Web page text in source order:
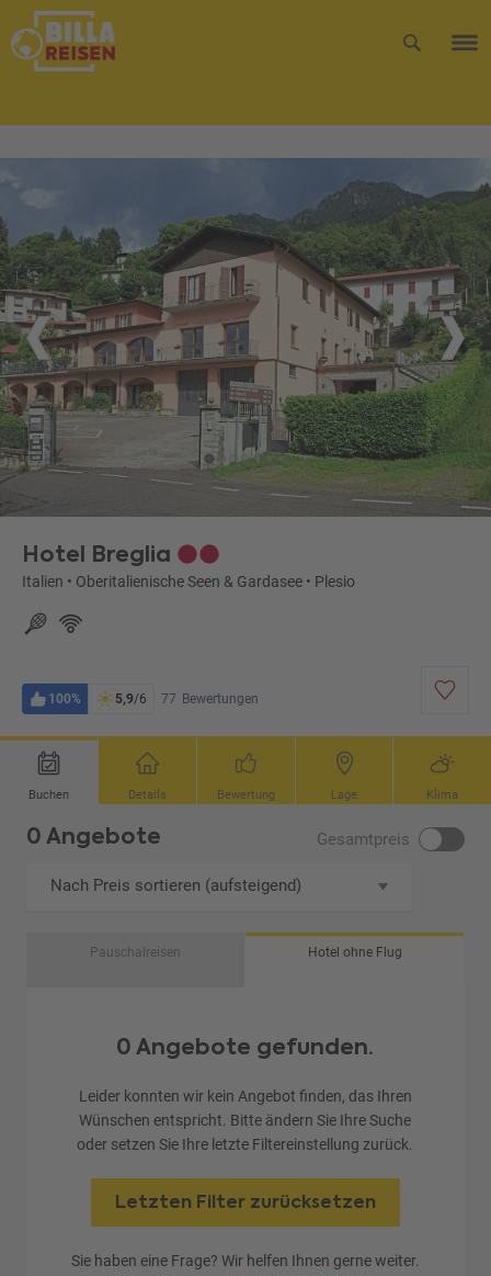
Hotel Breglia
Italien • Oberitalienische Seen & Gardasee • Plesio
100% 5,9/6 77 Bewertungen
Buchen Details Bewertung Lage Klima
0 Angebote Gesamtpreis
Nach Preis sortieren (aufsteigend)
Pauschalreisen Hotel ohne Flug
0 Angebote gefunden.
Leider konnten wir kein Angebot finden, das Ihren
Wünschen entspricht. Bitte ändern Sie Ihre Suche
oder setzen Sie Ihre letzte Filtereinstellung zurück.
Letzten Filter zurücksetzen
Sie haben eine Frage? Wir helfen Ihnen gerne weiter.